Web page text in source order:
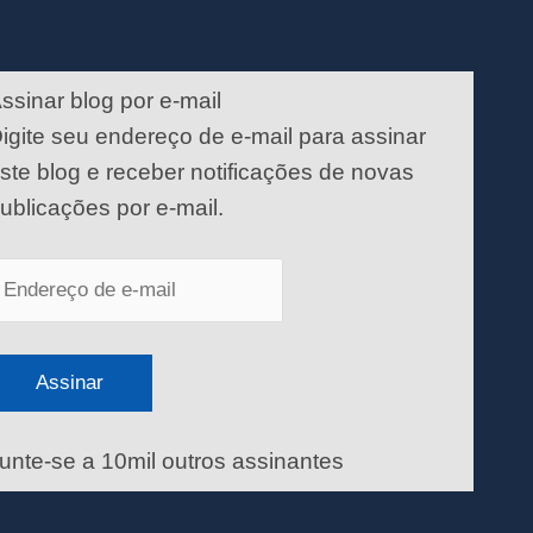
blog por e-mail
seu endereço de e-mail para assinar
blog e receber notificações de novas
por e-mail.
Assinar
se a 10mil outros assinantes